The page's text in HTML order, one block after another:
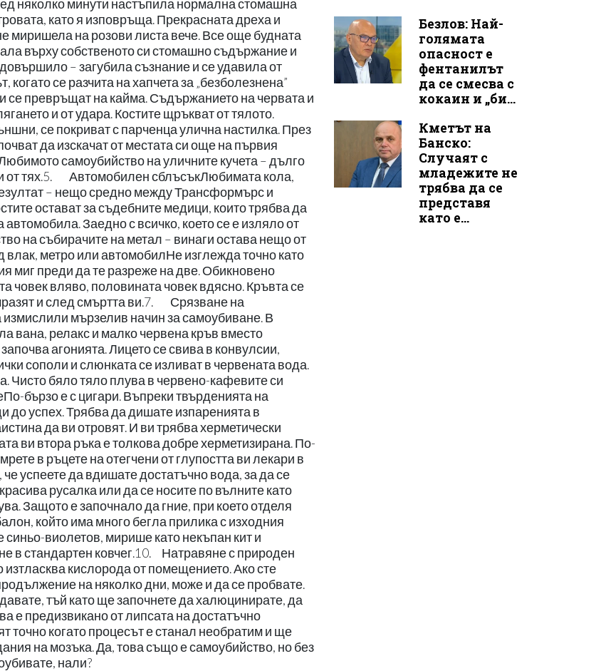
няколко минути настъпила нормална стомашна
като я изповръща. Прекрасната дреха и
миришела на розови листа вече. Все още будната
върху собственото си стомашно съдържание и
– загубила съзнание и се удавила от
се разчита на хапчета за „безболезнена”
превръщат на кайма. Съдържанието на червата и
и от удара. Костите щръкват от тялото.
се покриват с парченца улична настилка. През
да изскачат от местата си още на първия
самоубийство на уличните кучета – дълго
от тях.5. Автомобилен сблъсъкЛюбимата кола,
– нещо средно между Трансформърс и
остават за съдебните медици, които трябва да
автомобила. Заедно с всичко, което се е изляло от
на събирачите на метал – винаги остава нещо от
метро или автомобилНе изглежда точно като
миг преди да те разреже на две. Обикновено
човек вляво, половината човек вдясно. Кръвта се
и след смъртта ви.7. Срязване на
мързелив начин за самоубиване. В
вана, релакс и малко червена кръв вместо
агонията. Лицето се свива в конвулсии,
сополи и слюнката се изливат в червената вода.
Чисто бяло тяло плува в червено-кафевите си
бързо е с цигари. Въпреки твърденията на
до успех. Трябва да дишате изпаренията в
да ви отровят. И ви трябва херметически
ви втора ръка е толкова добре херметизирана. По-
в ръцете на отегчени от глупостта ви лекари в
да вдишате достатъчно вода, за да се
русалка или да се носите по вълните като
Защото е започнало да гние, при което отделя
който има много бегла прилика с изходния
виолетов, мирише като некъпан кит и
в стандартен ковчег.10. Натравяне с природен
изтласква кислорода от помещението. Ако сте
на няколко дни, може и да се пробвате.
тъй като ще започнете да халюцинирате, да
е предизвикано от липсата на достатъчно
когато процесът е станал необратим и ще
на мозъка. Да, това също е самоубийство, но без
нали?
Безлов: Най-
голямата
опасност е
фентанилът
да се смесва с
кокаин и „би...
Кметът на
Банско:
Случаят с
младежите не
трябва да се
представя
като е...